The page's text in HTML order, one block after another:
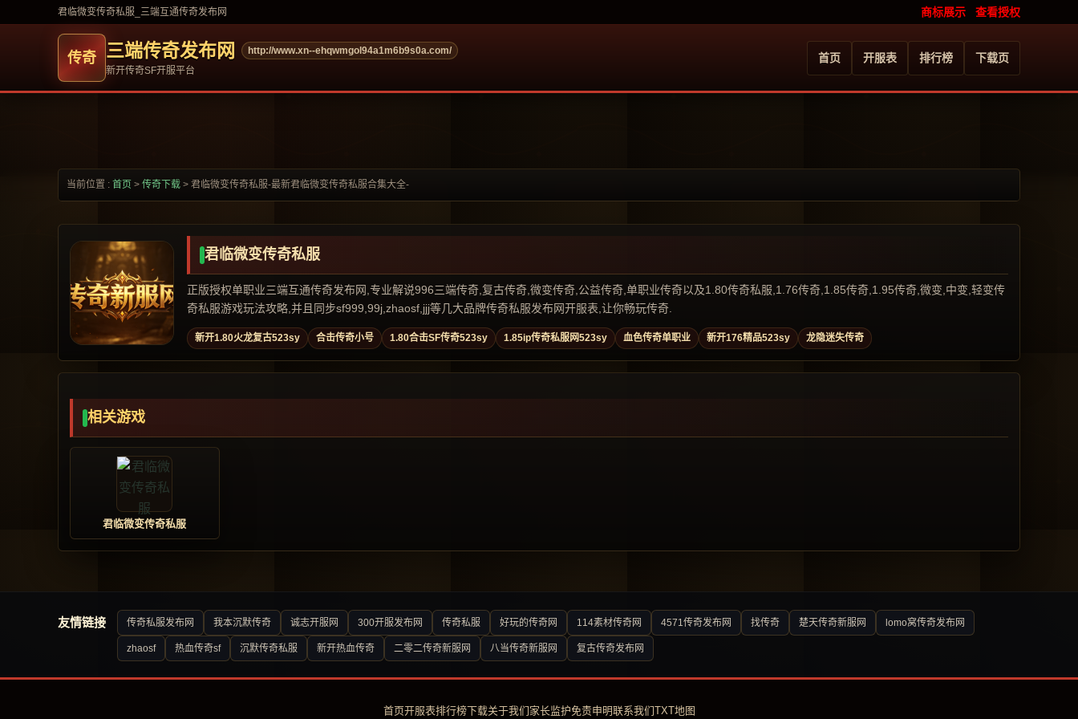
君临微变传奇私服_三端互通传奇发布网 商标展示 查看授权
三端传奇发布网
http://www.xn--ehqwmgol94a1m6b9s0a.com/
新开传奇SF开服平台
首页 开服表 排行榜 下载页
当前位置 : 首页 > 传奇下载 > 君临微变传奇私服-最新君临微变传奇私服合集大全-
君临微变传奇私服
正版授权单职业三端互通传奇发布网,专业解说996三端传奇,复古传奇,微变传奇,公益传奇,单职业传奇以及1.80传奇私服,1.76传奇,1.85传奇,1.95传奇,微变,中变,轻变传
奇私服游戏玩法攻略,并且同步sf999,99j,zhaosf,jjj等几大品牌传奇私服发布网开服表,让你畅玩传奇.
新开1.80火龙复古523sy 合击传奇小号 1.80合击SF传奇523sy 1.85ip传奇私服网523sy 血色传奇单职业 新开176精品523sy 龙隐迷失传奇
相关游戏
君临微变传奇私服
友情链接 传奇私服发布网 我本沉默传奇 诚志开服网 300开服发布网 传奇私服 好玩的传奇网 114素材传奇网 4571传奇发布网 找传奇 楚天传奇新服网 lomo窝传奇发布网
zhaosf 热血传奇sf 沉默传奇私服 新开热血传奇 二零二传奇新服网 八当传奇新服网 复古传奇发布网
首页开服表排行榜下载关于我们 家长监护免责申明联系我们TXT地图